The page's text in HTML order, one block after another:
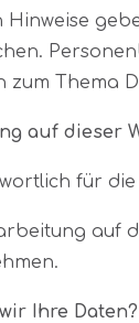
Hinweise
zum Thema
auf dieser
für
auf
Ihre Daten?